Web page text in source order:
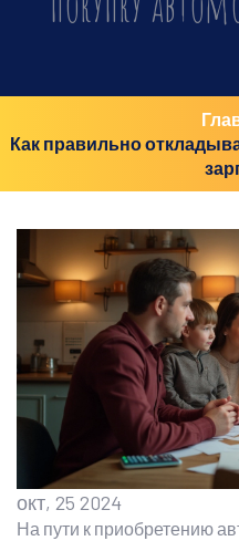
Как правильно
окт, 25 2024
На пути к приобретению